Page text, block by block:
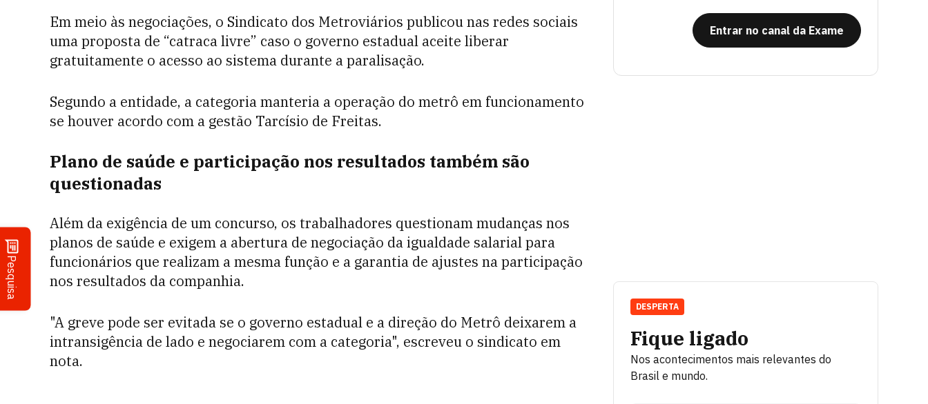
Pesquisa
Em meio às negociações, o Sindicato dos Metroviários publicou nas redes sociais
uma proposta de “catraca livre” caso o governo estadual aceite liberar
gratuitamente o acesso ao sistema durante a paralisação.
Segundo a entidade, a categoria manteria a operação do metrô em funcionamento
se houver acordo com a gestão Tarcísio de Freitas.
Plano de saúde e participação nos resultados também são
questionadas
Além da exigência de um concurso, os trabalhadores questionam mudanças nos
planos de saúde e exigem a abertura de negociação da igualdade salarial para
funcionários que realizam a mesma função e a garantia de ajustes na participação
nos resultados da companhia.
"A greve pode ser evitada se o governo estadual e a direção do Metrô deixarem a
intransigência de lado e negociarem com a categoria", escreveu o sindicato em
nota.
Entrar no canal da Exame
Fique ligado
Nos acontecimentos mais relevantes do
Brasil e mundo.
DESPERTA